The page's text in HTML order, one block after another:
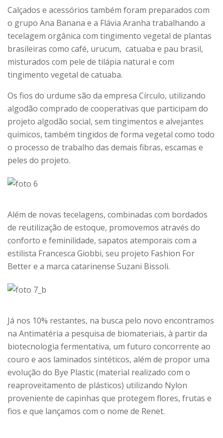
Calçados e acessórios também foram preparados com
o grupo Ana Banana e a Flávia Aranha trabalhando a
tecelagem orgânica com tingimento vegetal de plantas
brasileiras como café, urucum, catuaba e pau brasil,
misturados com pele de tilápia natural e com
tingimento vegetal de catuaba.
Os fios do urdume são da empresa Círculo, utilizando
algodão comprado de cooperativas que participam do
projeto algodão social, sem tingimentos e alvejantes
químicos, também tingidos de forma vegetal como todo
o processo de trabalho das demais fibras, escamas e
peles do projeto.
Além de novas tecelagens, combinadas com bordados
de reutilização de estoque, promovemos através do
conforto e feminilidade, sapatos atemporais com a
estilista Francesca Giobbi, seu projeto Fashion For
Better e a marca catarinense Suzani Bissoli.
Já nos 10% restantes, na busca pelo novo encontramos
na Antimatéria a pesquisa de biomateriais, à partir da
biotecnologia fermentativa, um futuro concorrente ao
couro e aos laminados sintéticos, além de propor uma
evolução do Bye Plastic (material realizado com o
reaproveitamento de plásticos) utilizando Nylon
proveniente de capinhas que protegem flores, frutas e
fios e que lançamos com o nome de Renet.